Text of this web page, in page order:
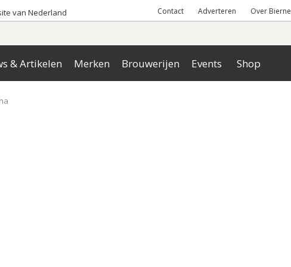
van Nederland Contact Adverteren Over
& Artikelen Merken Brouwerijen Events Shop